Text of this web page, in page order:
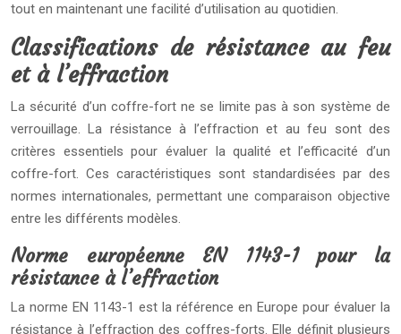
tout en maintenant une facilité d’utilisation au quotidien.
Classifications de résistance au feu
et à l’effraction
La sécurité d’un coffre-fort ne se limite pas à son système de
verrouillage. La résistance à l’effraction et au feu sont des
critères essentiels pour évaluer la qualité et l’efficacité d’un
coffre-fort. Ces caractéristiques sont standardisées par des
normes internationales, permettant une comparaison objective
entre les différents modèles.
Norme européenne EN 1143-1 pour la
résistance à l’effraction
La norme EN 1143-1 est la référence en Europe pour évaluer la
résistance à l’effraction des coffres-forts. Elle définit plusieurs